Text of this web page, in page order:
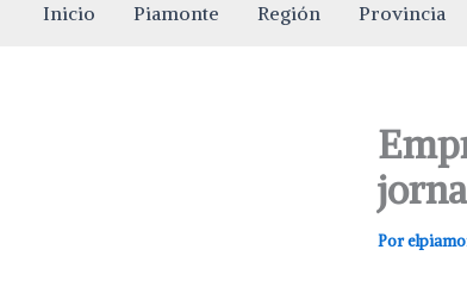
Inicio Piamonte Región Provincia
Por